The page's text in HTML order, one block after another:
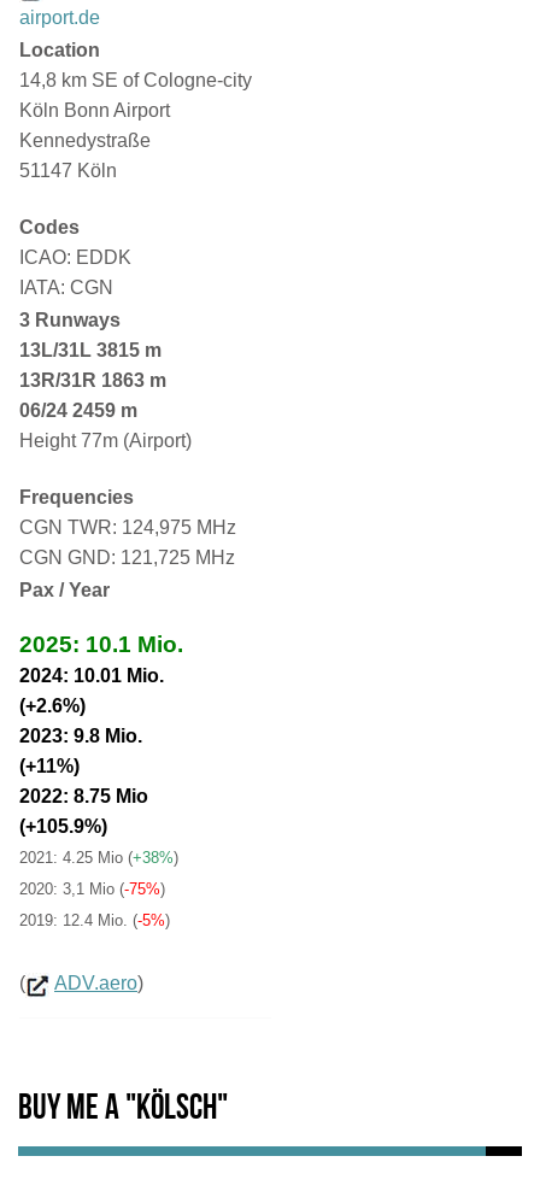
airport.de
Location
14,8 km SE of Cologne-city
Köln Bonn Airport
Kennedystraße
51147 Köln
Codes
ICAO: EDDK
IATA: CGN
3 Runways
13L/31L 3815 m
13R/31R 1863 m
06/24 2459 m
Height 77m (Airport)
Frequencies
CGN TWR: 124,975 MHz
CGN GND: 121,725 MHz
Pax / Year
2025: 10.1 Mio.
2024: 10.01 Mio.
(+2.6%)
2023: 9.8 Mio.
(+11%)
2022: 8.75 Mio
(+105.9%)
2021: 4.25 Mio (+38%)
2020: 3,1 Mio (-75%)
2019: 12.4 Mio. (-5%)
( ADV.aero)
Buy me a "Kölsch"